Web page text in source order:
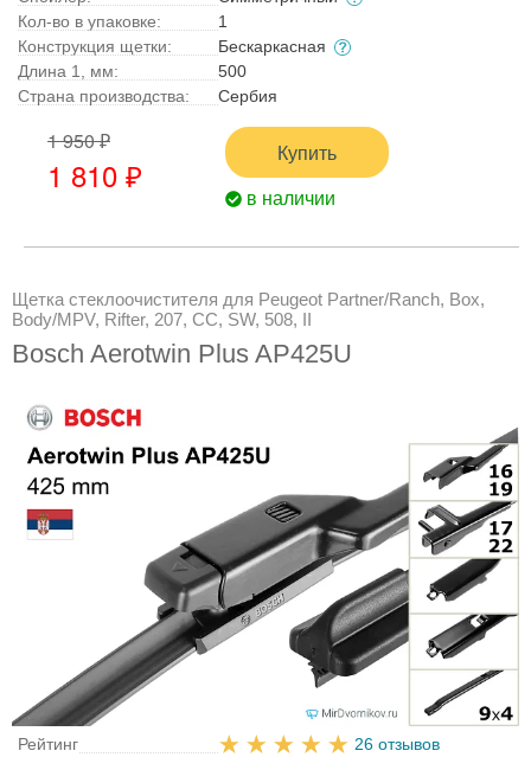
Кол-во в упаковке:
1
Конструкция щетки:
Бескаркасная
Длина 1, мм:
500
Страна производства:
Сербия
1 950 ₽
1 810 ₽
Купить
в наличии
Щетка стеклоочистителя для Peugeot Partner/Ranch, Box,
Body/MPV, Rifter, 207, CC, SW, 508, II
Bosch Aerotwin Plus AP425U
Рейтинг
26 отзывов